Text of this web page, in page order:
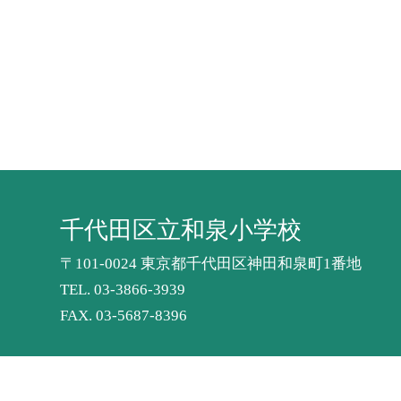
千代田区立和泉小学校
〒101-0024 東京都千代田区神田和泉町1番地
TEL.03-3866-3939
FAX. 03-5687-8396